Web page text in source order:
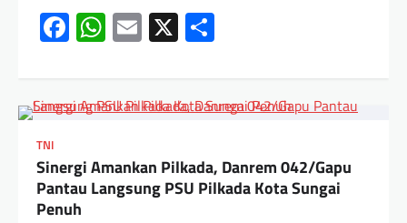
Facebook
WhatsApp
Email
X
TNI
Sinergi Amankan Pilkada, Danrem 042/Gapu
Pantau Langsung PSU Pilkada Kota Sungai
Penuh